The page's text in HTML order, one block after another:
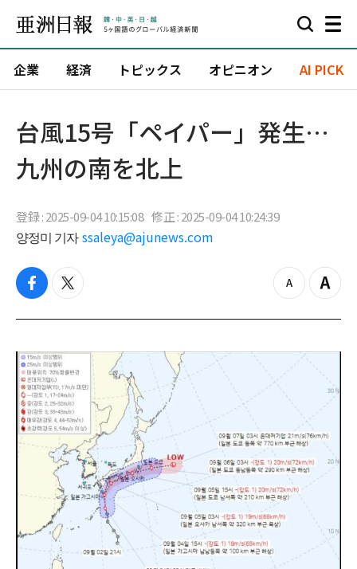
企業 経済 トピックス オピニオン AI PICK
台風15号「ペイパー」発生…
九州の南を北上
登録 : 2025-09-04 10:15:08 修正 : 2025-09-04 10:24:39
양정미 기자 ssaleya@ajunews.com
f
c
b
o
o
k
t
i
t
r
z
o
o
Z
o
i